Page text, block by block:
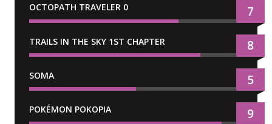
OCTOPATH TRAVELER 0 7
TRAILS IN THE SKY 1ST CHAPTER 8
SOMA 5
POKÉMON POKOPIA 9